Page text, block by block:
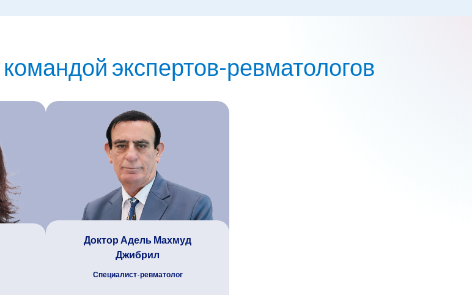
экспертов-ревматологов
Доктор Адель Махмуд
Джибрил
Специалист-ревматолог